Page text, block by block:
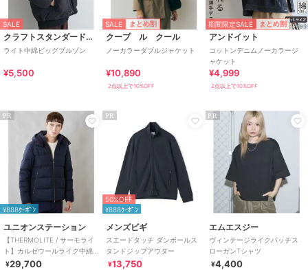
SALE
クラフトスタンダードブティック
ライト中綿ビッグブルゾン
¥5,500
SALE まとめ割
クープ ル クール
ノーカラーダブルジャケット
¥10,890
2点以上で10%OFF
期間限定SALE まとめ割
アンドイット
コットンデニムノーカラージ
ャケット
¥4,999
2点以上で10%OFF
PR
¥888ｸｰﾎﾟﾝ
ユニオンステーション
【THERMOLITE / サーモライ
ト】カルゼウールライク中綿
ブルゾン
¥29,700
PR
50%OFF
¥888ｸｰﾎﾟﾝ
メンズビギ
スエードタッチ ダンボールス
タンドジップアウター
¥13,750
PR
エムエスジー
ヴィンテージライクパッチス
ローガンTシャツ
¥4,400